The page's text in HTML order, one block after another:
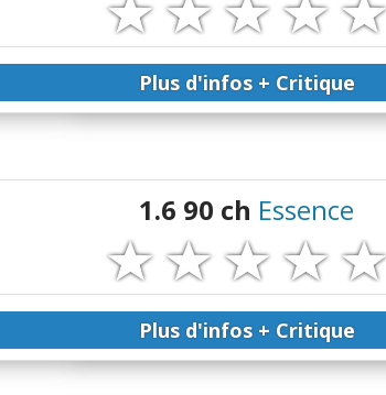
Plus d'infos + Critique
1.6 90 ch Essence
Plus d'infos + Critique